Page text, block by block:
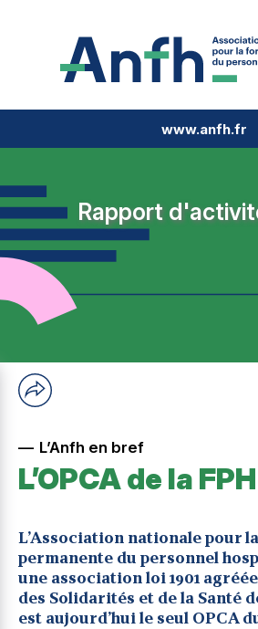
www.anfh.fr
Rapport
L’Anfh en bref
L’OPCA de la FPH
L’Association nationale pour
permanente du personnel
une association loi 1901
des Solidarités et de la Santé
est aujourd’hui le seul OPCA